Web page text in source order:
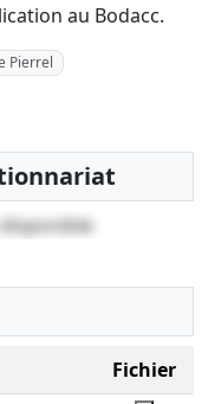
au Bodacc.
Pierrel
Fichier